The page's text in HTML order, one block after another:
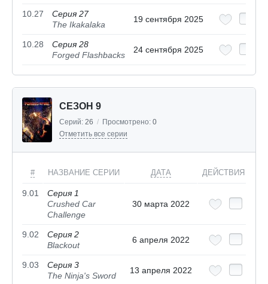
10.27
Серия 27
The Ikakalaka
19 сентября 2025
10.28
Серия 28
Forged Flashbacks
24 сентября 2025
СЕЗОН 9
Серий: 26 / Просмотрено: 0
Отметить все серии
# НАЗВАНИЕ СЕРИИ ДАТА ДЕЙСТВИЯ
9.01
Серия 1
Crushed Car
Challenge
30 марта 2022
9.02
Серия 2
Blackout
6 апреля 2022
9.03
Серия 3
The Ninja's Sword
13 апреля 2022